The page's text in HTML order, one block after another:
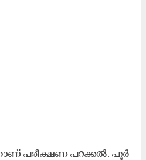
പ​രീ​ക്ഷ​ണ പ​റ​ക്ക​ൽ. പൂ​ർ​